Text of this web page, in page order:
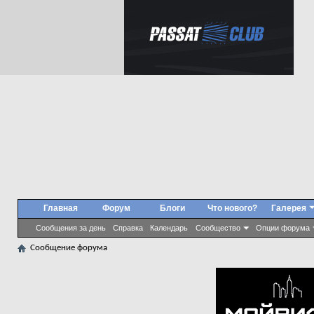
Главная Форум
Сообщения за день Справка Календарь Сообщество Опции форума
Блоги Что нового? Галерея
Сообщение форума